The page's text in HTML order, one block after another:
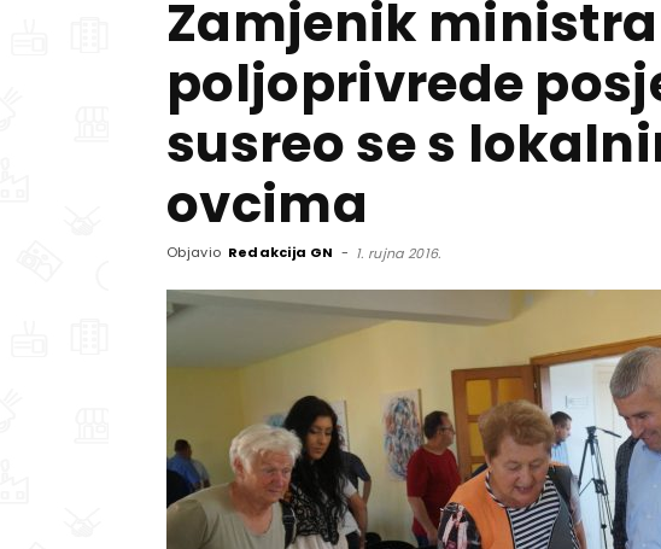
Zamjenik ministra
poljoprivrede
susreo se s
ovcima
Objavio Redakcija GN - 1. rujna 2016.